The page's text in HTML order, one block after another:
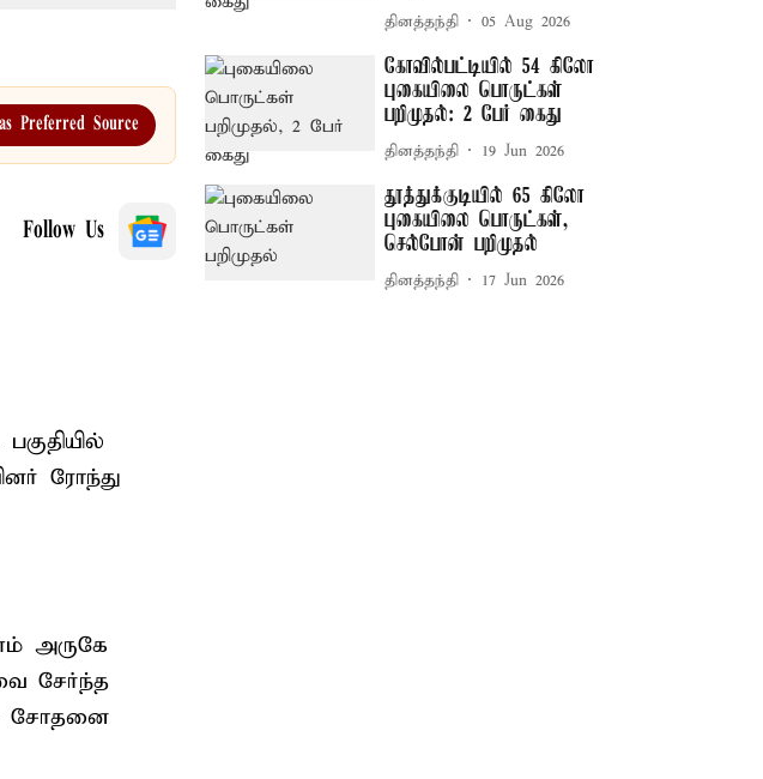
Preferred Source
Follow Us
ரோந்து
அருகே
சேர்ந்த
சோதனை
தினத்தந்தி 05 Aug 2026
கோவில்பட்டியில் 54 கிலோ
புகையிலை பொருட்கள்
பறிமுதல்: 2 பேர் கைது
தினத்தந்தி 19 Jun 2026
தூத்துக்குடியில் 65 கிலோ
புகையிலை பொருட்கள்,
செல்போன் பறிமுதல்
தினத்தந்தி 17 Jun 2026